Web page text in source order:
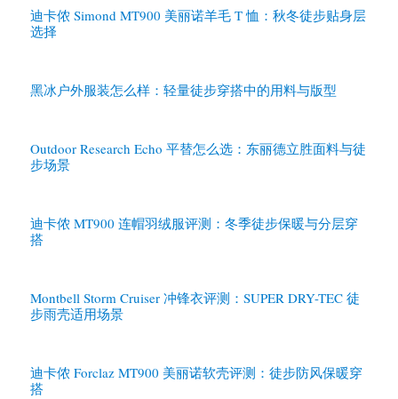
迪卡侬 Simond MT900 美丽诺羊毛 T 恤：秋冬徒步贴身层
选择
黑冰户外服装怎么样：轻量徒步穿搭中的用料与版型
Outdoor Research Echo 平替怎么选：东丽德立胜面料与徒
步场景
迪卡侬 MT900 连帽羽绒服评测：冬季徒步保暖与分层穿
搭
Montbell Storm Cruiser 冲锋衣评测：SUPER DRY-TEC 徒
步雨壳适用场景
迪卡侬 Forclaz MT900 美丽诺软壳评测：徒步防风保暖穿
搭